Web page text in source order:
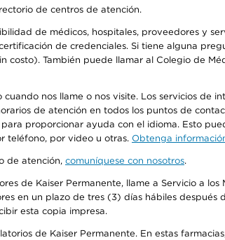
de centros de atención.
de médicos, hospitales, proveedores y
de credenciales. Si tiene alguna
costo). También puede llamar al Colegio de
nos llame o nos visite. Los servicios de
de atención en todos los puntos de
proporcionar ayuda con el idioma. Esto
teléfono, por video u otras. Obtenga
de atención, comuníquese con nosotros.
de Kaiser Permanente, llame a Servicio a
en un plazo de tres (3) días hábiles
esta copia impresa.
de Kaiser Permanente. En estas